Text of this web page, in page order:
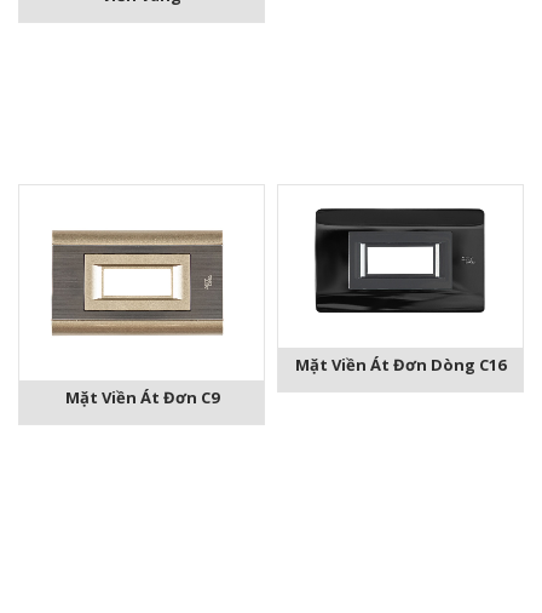
Mặt Viền Át Đơn C9
Mặt Viền Át Đơn Dòng C16